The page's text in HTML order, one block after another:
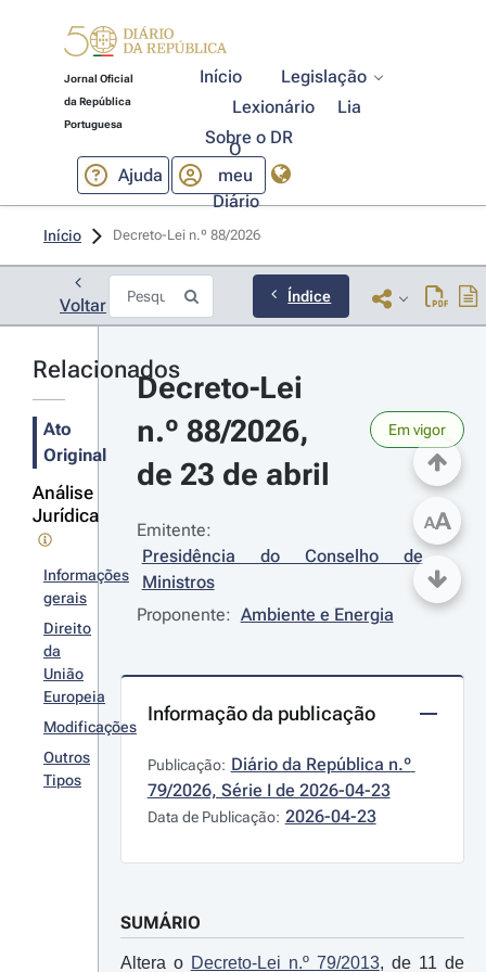
Jornal Oficial
da República
Portuguesa
Início
Legislação
Lexionário
Lia
Sobre o DR
Ajuda
O
meu
Diário
Início Decreto-Lei n.º 88/2026
Voltar Índice
Relacionados
Ato
Original
Análise
Jurídica
Informações
gerais
Direito
da
União
Europeia
Modificações
Outros
Tipos
Decreto-Lei
n.º 88/2026,
de 23 de abril
Em vigor
Emitente:
Presidência do Conselho de
Ministros
Proponente: Ambiente e Energia
Informação da publicação
Publicação: Diário da República n.º
79/2026, Série I de 2026-04-23
Data de Publicação: 2026-04-23
SUMÁRIO
Altera o Decreto-Lei n.º 79/2013, de 11 de
AA